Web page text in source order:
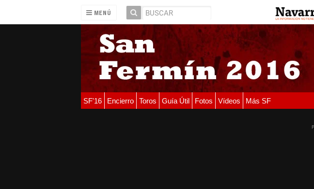
MENÚ
SF'16 Encierro Toros Guía Útil Fotos Vídeos Más SF